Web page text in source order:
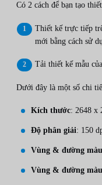
Có 2 cách để bạn tạo
Thiết kế trực tiếp
mới bằng cách sử
Tải thiết kế mẫu
Dưới đây là một số chi
Kích thước: 2648 x
Độ phân giải: 150
Vùng & đường
Vùng & đường